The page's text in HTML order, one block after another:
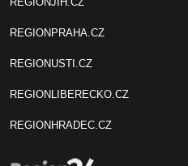
REGIONPRAHA.CZ
REGIONUSTI.CZ
REGIONLIBERECKO.CZ
REGIONHRADEC.CZ